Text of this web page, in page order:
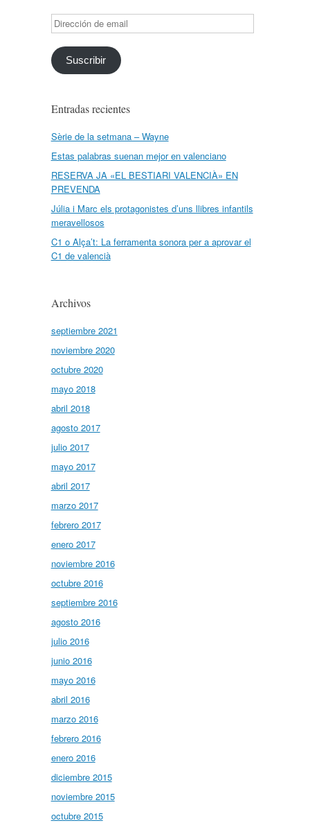
Dirección
de
email
Suscribir
Entradas recientes
Sèrie de la setmana – Wayne
Estas palabras suenan mejor en valenciano
RESERVA JA «EL BESTIARI VALENCIÀ» EN
PREVENDA
Júlia i Marc els protagonistes d’uns llibres infantils
meravellosos
C1 o Alça’t: La ferramenta sonora per a aprovar el
C1 de valencià
Archivos
septiembre 2021
noviembre 2020
octubre 2020
mayo 2018
abril 2018
agosto 2017
julio 2017
mayo 2017
abril 2017
marzo 2017
febrero 2017
enero 2017
noviembre 2016
octubre 2016
septiembre 2016
agosto 2016
julio 2016
junio 2016
mayo 2016
abril 2016
marzo 2016
febrero 2016
enero 2016
diciembre 2015
noviembre 2015
octubre 2015